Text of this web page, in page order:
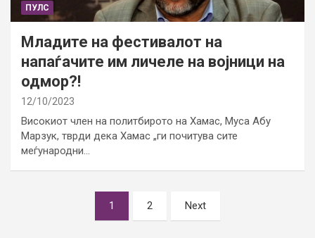
ПУЛС
Младите на фестивалот на
напаѓачите им личеле на војници на
одмор?!
12/10/2023
Високиот член на политбирото на Хамас, Муса Абу
Марзук, тврди дека Хамас „ги почитува сите
меѓународни…
1 2 Next